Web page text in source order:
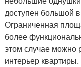
доступен большой
Ограниченная
более
этом случае можно
интерьер квартиры.